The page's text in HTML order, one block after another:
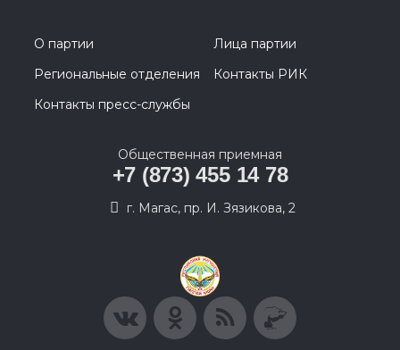
О партии
Лица партии
Региональные отделения
Контакты РИК
Контакты пресс-службы
Общественная приемная
+7 (873) 455 14 78
г. Магас, пр. И. Зязикова, 2